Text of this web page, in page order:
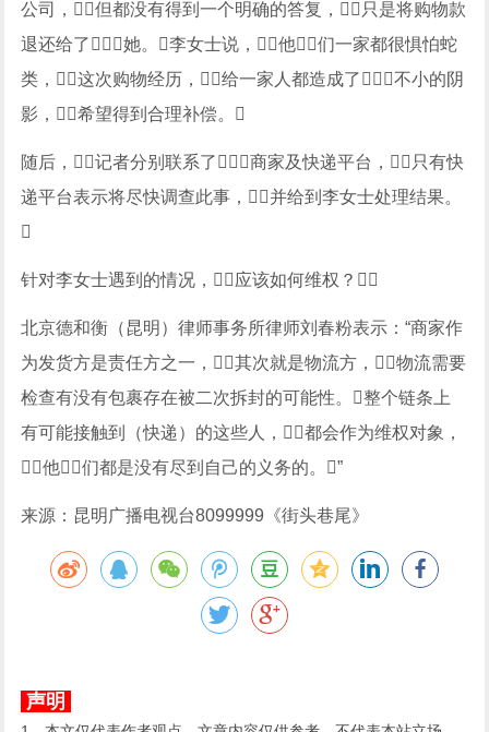
公司，但都没有得到一个明确的答复，只是将购物款
退还给了她。李女士说，他们一家都很惧怕蛇
类，这次购物经历，给一家人都造成了不小的阴
影，希望得到合理补偿。
随后，记者分别联系了商家及快递平台，只有快
递平台表示将尽快调查此事，并给到李女士处理结果。

针对李女士遇到的情况，应该如何维权？
北京德和衡（昆明）律师事务所律师刘春粉表示：“商家作
为发货方是责任方之一，其次就是物流方，物流需要
检查有没有包裹存在被二次拆封的可能性。整个链条上
有可能接触到（快递）的这些人，都会作为维权对象，
他们都是没有尽到自己的义务的。”
来源：昆明广播电视台8099999《街头巷尾》
声明